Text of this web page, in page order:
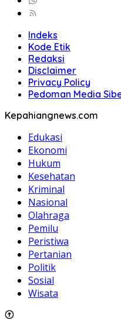
Indeks
Kode Etik
Redaksi
Disclaimer
Privacy Policy
Pedoman Media
Kepahiangnews.com
Edukasi
Ekonomi
Hukum
Kesehatan
Kriminal
Nasional
Olahraga
Pemilu
Peristiwa
Pertanian
Politik
Sosial
Wisata